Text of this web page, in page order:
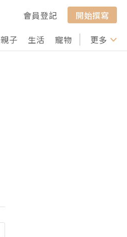
會員登記
開始撰寫
親子 生活 寵物 行山 打卡
更多